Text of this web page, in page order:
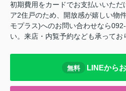
初期費用をカードでお支払いいただ
ア2住戸のため、開放感が嬉しい物
モプラス)へのお問い合わせなら
い。来店・内覧予約なども承ってお
無料 LINEから